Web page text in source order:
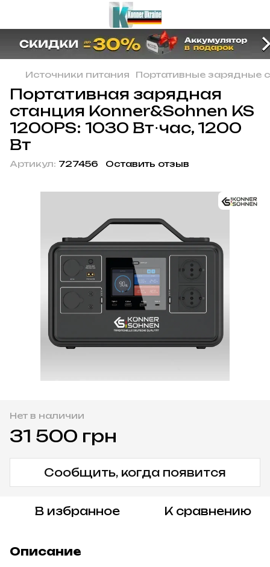
Источники питания Портативные зарядные
Портативная зарядная
станция Konner&Sohnen KS
1200PS: 1030 Вт⋅час, 1200
Вт
Артикул: 727456 Оставить отзыв
Нет в наличии
31 500 грн
Сообщить, когда появится
В избранное К сравнению
Описание